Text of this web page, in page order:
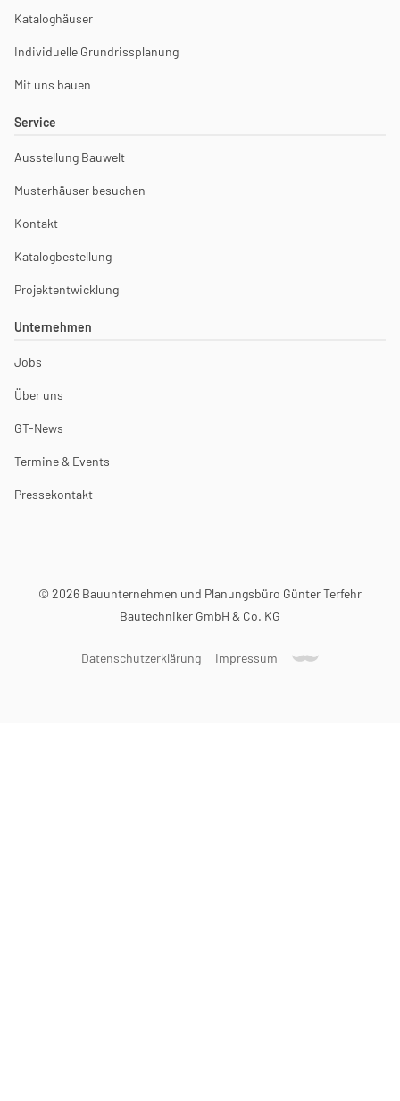
Kataloghäuser
Individuelle Grundrissplanung
Mit uns bauen
Service
Ausstellung Bauwelt
Musterhäuser besuchen
Kontakt
Katalogbestellung
Projektentwicklung
Unternehmen
Jobs
Über uns
GT-News
Termine & Events
Pressekontakt
Datenschutzerklärung Impressum
© 2026 Bauunternehmen und Planungsbüro Günter Terfehr
Bautechniker GmbH & Co. KG